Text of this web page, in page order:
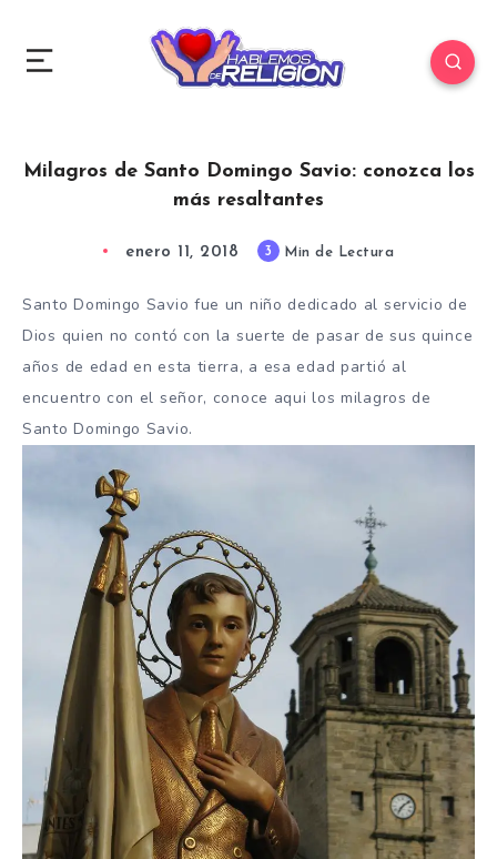
Milagros de Santo Domingo Savio: conozca los
más resaltantes
enero 11, 2018 3 Min de Lectura
Santo Domingo Savio fue un niño dedicado al servicio de
Dios quien no contó con la suerte de pasar de sus quince
años de edad en esta tierra, a esa edad partió al
encuentro con el señor, conoce aqui los milagros de
Santo Domingo Savio.